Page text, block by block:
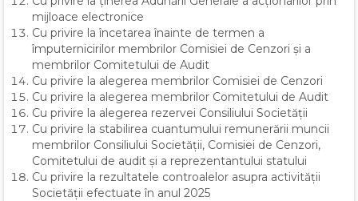
mijloace electronice
Cu privire la încetarea înainte de termen a
împuternicirilor membrilor Comisiei de Cenzori și a
membrilor Comitetului de Audit
Cu privire la alegerea membrilor Comisiei de Cenzori
Cu privire la alegerea membrilor Comitetului de Audit
Cu privire la alegerea rezervei Consiliului Societății
Cu privire la stabilirea cuantumului remunerării muncii
membrilor Consiliului Societății, Comisiei de Cenzori,
Comitetului de audit și a reprezentantului statului
Cu privire la rezultatele controalelor asupra activității
Societății efectuate în anul 2025